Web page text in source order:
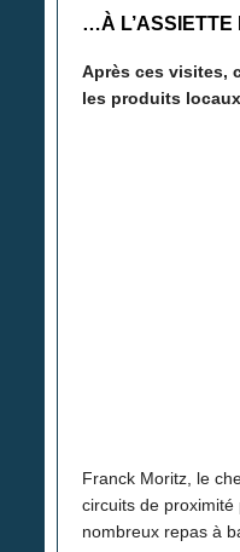
…À L’ASSIETTE
Après ces visites,
les produits
Franck Moritz, le
circuits de
nombreux repas à